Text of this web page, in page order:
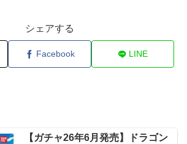
シェアする
Facebook LINE
【ガチャ26年6月発売】ドラゴン